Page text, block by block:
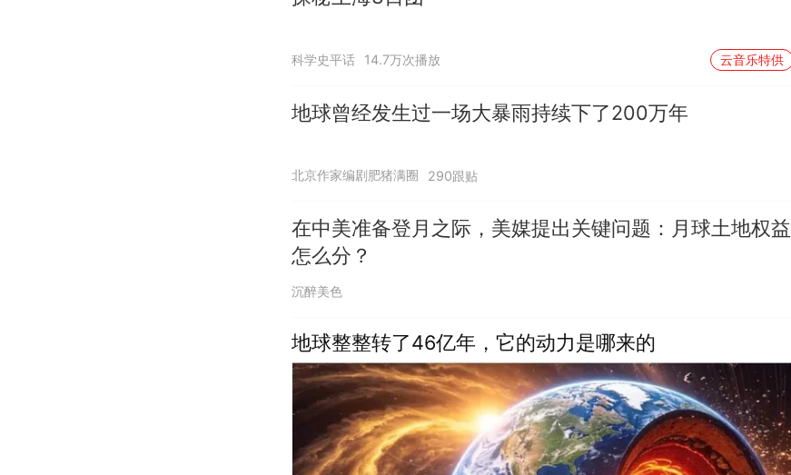
科学史平话 14.7万次播放 云音乐特供
地球曾经发生过一场大暴雨持续下了200万年
北京作家编剧肥猪满圈 290跟贴
在中美准备登月之际，美媒提出关键问题：月球土地权益
怎么分？
沉醉美色
地球整整转了46亿年，它的动力是哪来的